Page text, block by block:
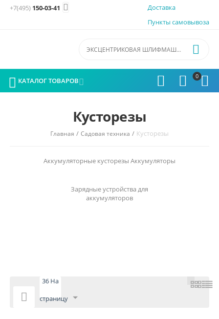
Доставка
Пункты самовывоза
+7(495) 150-03-41 
0 



 КАТАЛОГ ТОВАРОВ
Кусторезы
Главная / Садовая техника / Кусторезы
Аккумуляторные кусторезы Аккумуляторы
Зарядные устройства для
аккумуляторов

36 На
страницу